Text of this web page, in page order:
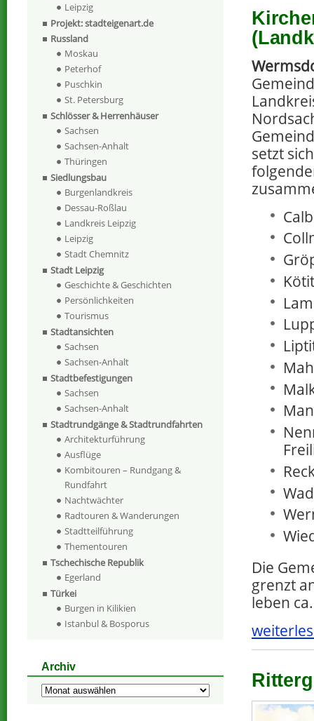
setzt
Die
grenzt
leben
Leipzig
Projekt: stadteigenart.de
Russland
Moskau
Peterhof
Puschkin
St. Petersburg
Schlösser & Herrenhäuser
Sachsen
Sachsen-Anhalt
Thüringen
Siedlungsbau
Burgenlandkreis
Dessau-Roßlau
Landkreis Leipzig
Leipzig
Stadt Chemnitz
Stadt Leipzig
Geschichte & Geschichten
Persönlichkeiten
Tourismus
Stadtansichten
Sachsen
Sachsen-Anhalt
Stadtbefestigungen
Sachsen
Sachsen-Anhalt
Stadtrundgänge & Stadtrundfahrten
Architekturführung
Ausflüge
Kombitouren – Rundgang &
Rundfahrt
Nachtwächter
Radtouren & Wanderungen
Stadtteilführung
Thementouren
Tschechische Republik
Egerland
Türkei
Burgen in Kilikien
Istanbul & Bosporus
Archiv
Archiv